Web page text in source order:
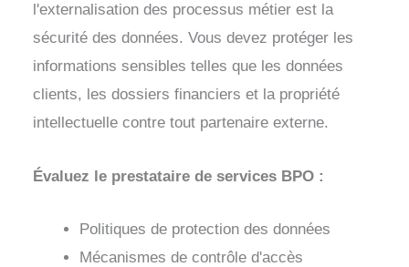
l'externalisation des processus métier est la
sécurité des données. Vous devez protéger les
informations sensibles telles que les données
clients, les dossiers financiers et la propriété
intellectuelle contre tout partenaire externe.
Évaluez le prestataire de services BPO :
Politiques de protection des données
Mécanismes de contrôle d'accès